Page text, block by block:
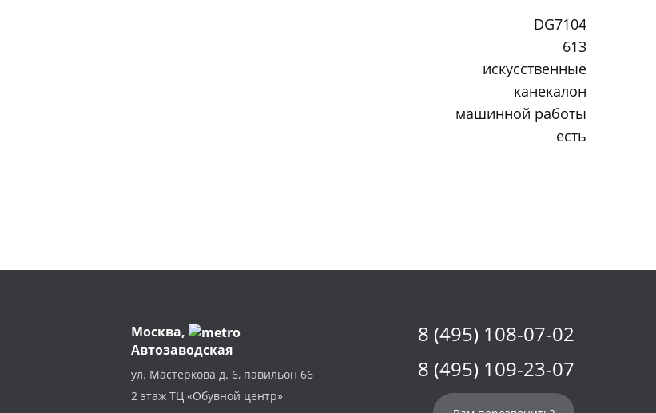
DG7104
613
искусственные
канекалон
машинной работы
есть
Москва,
Автозаводская
ул. Мастеркова д. 6, павильон 66
2 этаж ТЦ «Обувной центр»
8 (495) 108-07-02
8 (495) 109-23-07